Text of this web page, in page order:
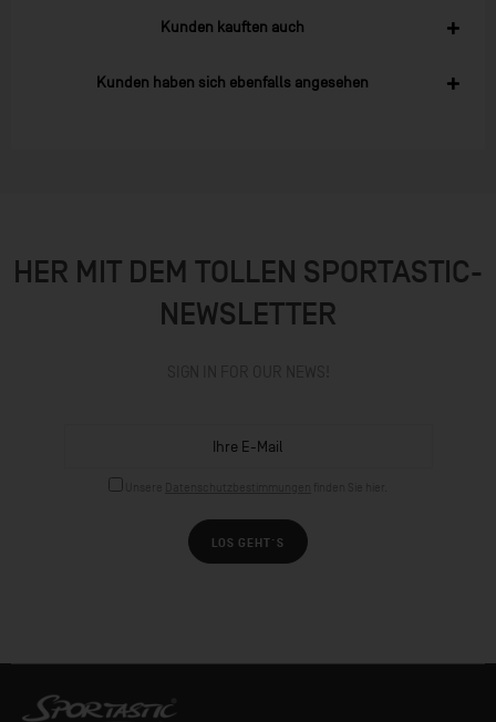
Kunden kauften auch
Kunden haben sich ebenfalls angesehen
HER MIT DEM TOLLEN SPORTASTIC-
NEWSLETTER
LOS GEHT´S